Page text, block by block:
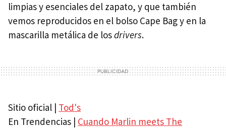
limpias y esenciales del zapato, y que también
vemos reproducidos en el bolso Cape Bag y en la
mascarilla metálica de losdrivers.
Sitio oficial | Tod's
En Trendencias | Cuando Marlin meets The